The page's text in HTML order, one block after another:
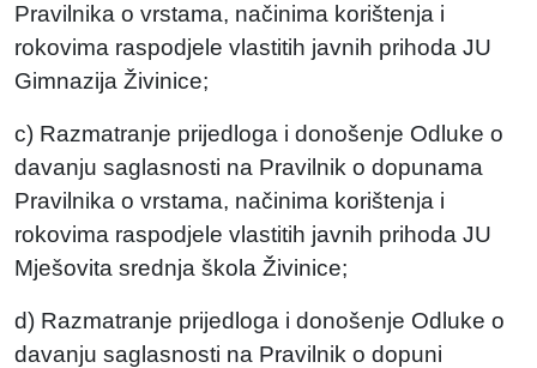
Pravilnika o vrstama, načinima korištenja i
rokovima raspodjele vlastitih javnih prihoda JU
Gimnazija Živinice;
c) Razmatranje prijedloga i donošenje Odluke o
davanju saglasnosti na Pravilnik o dopunama
Pravilnika o vrstama, načinima korištenja i
rokovima raspodjele vlastitih javnih prihoda JU
Mješovita srednja škola Živinice;
d) Razmatranje prijedloga i donošenje Odluke o
davanju saglasnosti na Pravilnik o dopuni